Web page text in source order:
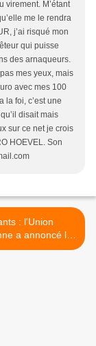
virement. M’étant
me le rendra
j’ai risqué mon
qui puisse
des arnaqueurs.
mes yeux, mais
avec mes 100
la foi, c’est une
disait mais
sur ce net je crois
HOEVEL. Son
: l'Union
a annoncé la
100.000 places